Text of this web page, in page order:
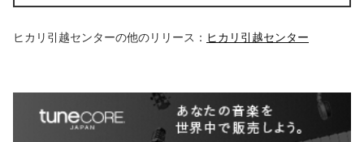
ヒカリ引越センターの他のリリース： ヒカリ引越センター